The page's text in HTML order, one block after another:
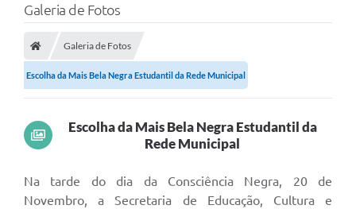
Município
Turismo
Transparência
Legislação
Galeria de Fotos
Galeria de Fotos
Escolha da Mais Bela Negra Estudantil da Rede Municipal
Escolha da Mais Bela Negra Estudantil da
Rede Municipal
Na tarde do dia da Consciência Negra, 20 de
Novembro, a Secretaria de Educação, Cultura e